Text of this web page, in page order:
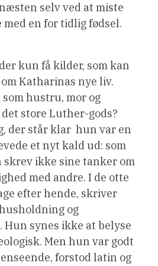
selv ved at miste
en for tidlig fødsel.
kun få kilder, som kan
Katharinas nye liv.
hustru, mor og
store Luther-gods?
der står klar  hun var en
et nyt kald ud: som
ikke sine tanker om
med andre. I de otte
efter hende, skriver
og
Hun synes ikke at belyse
Men hun var godt
forstod latin og